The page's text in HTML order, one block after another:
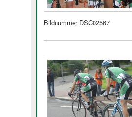
Bildnummer DSC02567